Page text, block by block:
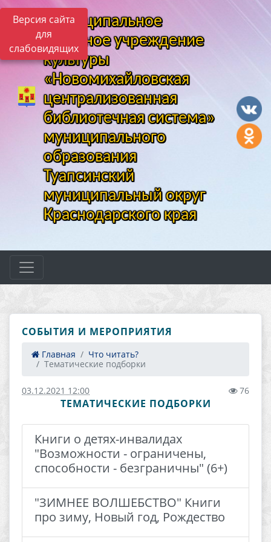
Версия сайта
для
слабовидящих
Муниципальное
казенное учреждение
культуры
«Новомихайловская
централизованная
библиотечная система»
муниципального
образования
Туапсинский
муниципальный округ
Краснодарского края
СОБЫТИЯ И МЕРОПРИЯТИЯ
Главная
Что читать?
Тематические подборки
03.12.2021 12:00 76
ТЕМАТИЧЕСКИЕ ПОДБОРКИ
Книги о детях-инвалидах
"Возможности - ограничены,
способности - безграничны" (6+)
"ЗИМНЕЕ ВОЛШЕБСТВО" Книги
про зиму, Новый год, Рождество